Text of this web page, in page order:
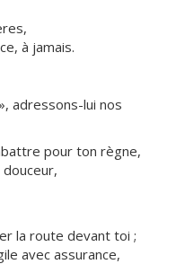
ce, à jamais.
adressons-lui nos
pour ton règne,
la route devant toi ;
avec assurance,